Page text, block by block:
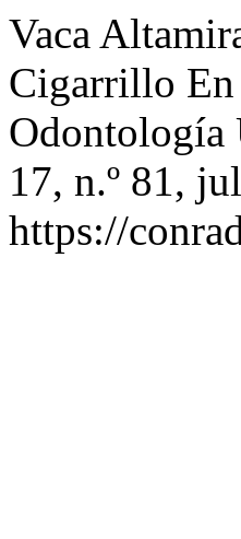
Vaca
Cigarrillo En
Odontología
17, n.º 81,
https://